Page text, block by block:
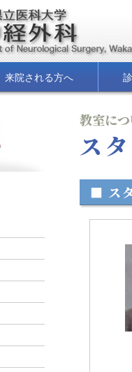
来院される方へ
教室に
ス
■ ス